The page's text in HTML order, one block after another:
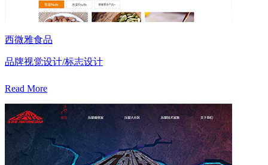
西微雅食品
品牌视觉设计/标志设计
Read More